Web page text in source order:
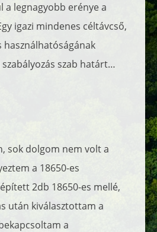
a legnagyobb erénye a
igazi mindenes céltávcső,
szab határt…
sok dolgom nem volt a
a 18650-es
2db 18650-es mellé,
után kiválasztottam a
a